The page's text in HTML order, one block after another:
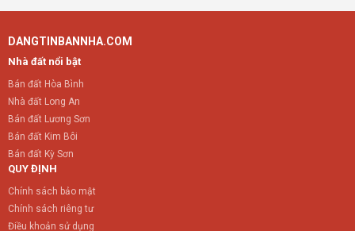
DANGTINBANNHA.COM
Nhà đất nổi bật
Bán đất Hòa Bình
Nhà đất Long An
Bán đất Lương Sơn
Bán đất Kim Bôi
Bán đất Kỳ Sơn
QUY ĐỊNH
Chính sách bảo mật
Chính sách riêng tư
Điều khoản sử dụng